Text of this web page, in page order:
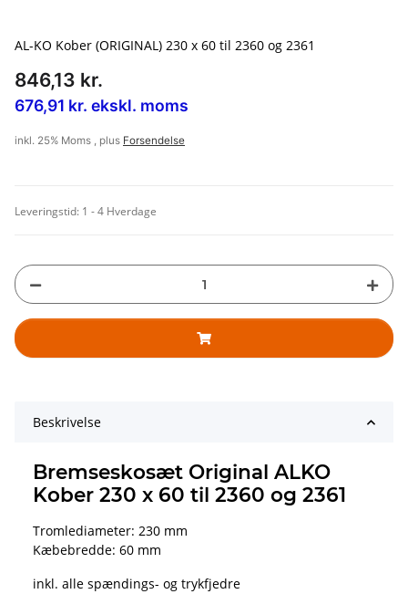
AL-KO Kober (ORIGINAL) 230 x 60 til 2360 og 2361
846,13 kr.
676,91 kr. ekskl. moms
inkl. 25% Moms , plus Forsendelse
Leveringstid: 1 - 4 Hverdage
Beskrivelse
Bremseskosæt Original ALKO
Kober 230 x 60 til 2360 og 2361
Tromlediameter: 230 mm
Kæbebredde: 60 mm
inkl. alle spændings- og trykfjedre